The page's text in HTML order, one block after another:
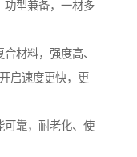
功型兼备，一材多
材料，强度高、
启速度更快，更
可靠，耐老化、使